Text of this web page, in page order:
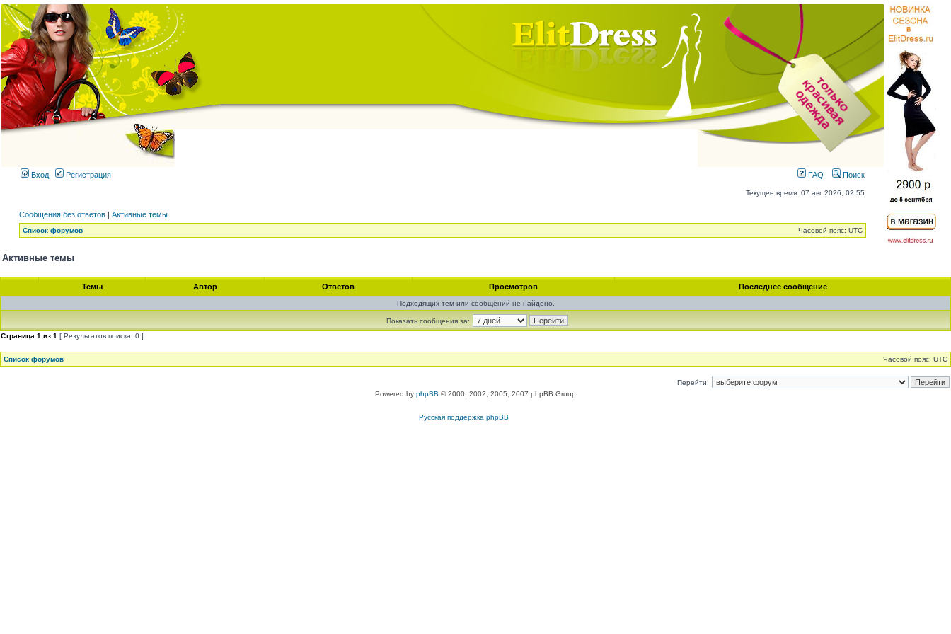
Вход Регистрация FAQ Поиск
Текущее время: 07 авг 2026, 02:55
Сообщения без ответов | Активные темы
Список форумов Часовой пояс: UTC
Активные темы
Темы Автор Ответов Просмотров Последнее сообщение
Подходящих тем или сообщений не найдено.
Показать сообщения за:
Страница 1 из 1 [ Результатов поиска: 0 ]
Список форумов Часовой пояс: UTC
Перейти:
Powered by phpBB © 2000, 2002, 2005, 2007 phpBB Group
Русская поддержка phpBB